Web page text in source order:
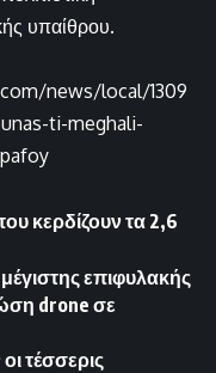
υπαίθρου.
news/local/1309
ti-meghali-
κερδίζουν τα 2,6
επιφυλακής
drone σε
τέσσερις